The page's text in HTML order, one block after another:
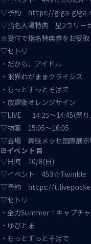
▽予約 https://giga-giga-
▽指名入場特典 星2ラリー
※受付で指名特典券をお受取
▽セトリ
・だから、アイドル
・限界わがままクライシス
・もっとずっとそばで
・放課後オレンジサイン
▽LIVE 14:25〜14:45(祭り
▽物販 15:05〜16:05
▽会場 幕張メッセ国際展示
2イベント目
▽日時 10/8(日)
▽イベント 450☆Twinkle
▽予約 https://
▽セトリ
・全力Summer！キャプチ
・ゆびとま
・もっとずっとそばで